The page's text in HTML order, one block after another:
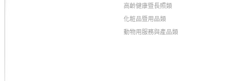
高齡健康暨長照類
化粧品暨用品類
動物用服務與產品類